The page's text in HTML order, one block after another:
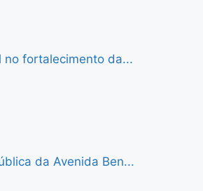
no fortalecimento da...
da Avenida Ben...